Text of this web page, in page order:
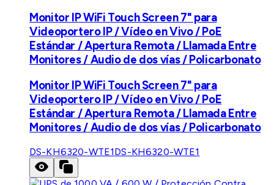
Monitor IP WiFi Touch Screen 7" para
Videoportero IP / Vídeo en Vivo / PoE
Estándar / Apertura Remota / Llamada Entre
Monitores / Audio de dos vías / Policarbonato
Monitor IP WiFi Touch Screen 7" para
Videoportero IP / Vídeo en Vivo / PoE
Estándar / Apertura Remota / Llamada Entre
Monitores / Audio de dos vías / Policarbonato
DS-KH6320-WTE1DS-KH6320-WTE1